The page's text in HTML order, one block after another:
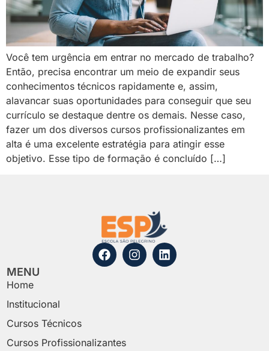
Você tem urgência em entrar no mercado de trabalho?
Então, precisa encontrar um meio de expandir seus
conhecimentos técnicos rapidamente e, assim,
alavancar suas oportunidades para conseguir que seu
currículo se destaque dentre os demais. Nesse caso,
fazer um dos diversos cursos profissionalizantes em
alta é uma excelente estratégia para atingir esse
objetivo. Esse tipo de formação é concluído […]
MENU
Home
Institucional
Cursos Técnicos
Cursos Profissionalizantes